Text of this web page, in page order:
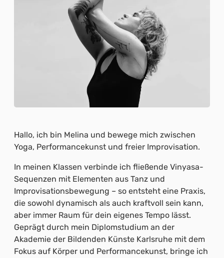
Hallo, ich bin Melina und bewege mich zwischen
Yoga, Performancekunst und freier Improvisation.
In meinen Klassen verbinde ich fließende Vinyasa-
Sequenzen mit Elementen aus Tanz und
Improvisationsbewegung – so entsteht eine Praxis,
die sowohl dynamisch als auch kraftvoll sein kann,
aber immer Raum für dein eigenes Tempo lässt.
Geprägt durch mein Diplomstudium an der
Akademie der Bildenden Künste Karlsruhe mit dem
Fokus auf Körper und Performancekunst, bringe ich